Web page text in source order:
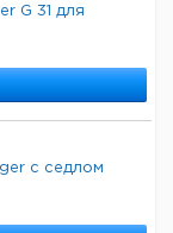
G 31 для
с седлом